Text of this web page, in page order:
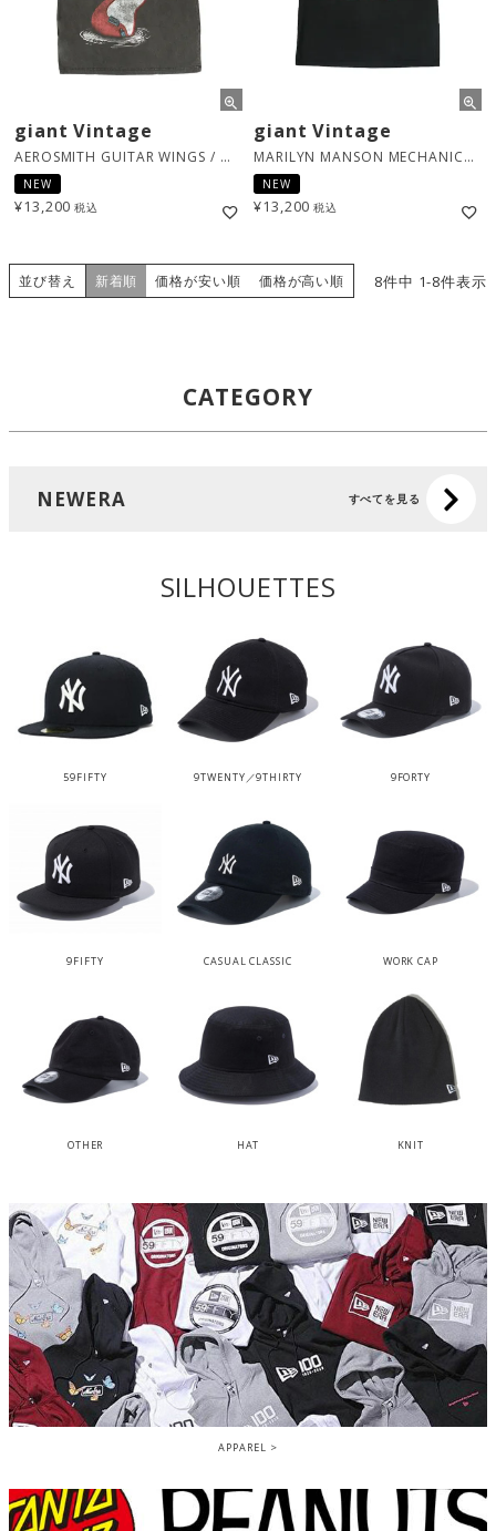
giant Vintage
AEROSMITH GUITAR WINGS / ブラック [38441078]
NEW
¥13,200 税込
giant Vintage
MARILYN MANSON MECHANICAL ANIMAL / ブラック [TSGV100MMA]
NEW
¥13,200 税込
並び替え 新着順 価格が安い順 価格が高い順 8件中 1-8件表示
CATEGORY
NEWERA すべてを見る
SILHOUETTES
59FIFTY 9TWENTY／9THIRTY 9FORTY
9FIFTY CASUAL CLASSIC WORK CAP
OTHER HAT KNIT
APPAREL